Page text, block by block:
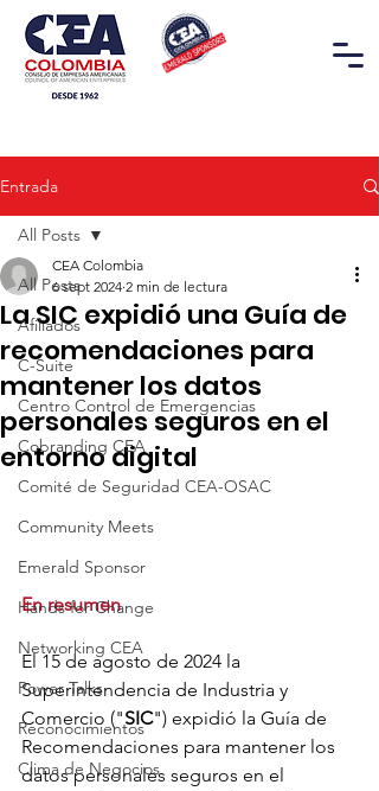
Entrada
All Posts
Afiliados
C-Suite
Centro Control de Emergencias
Cobranding CEA
Comité de Seguridad CEA-OSAC
Community Meets
Emerald Sponsor
Hands for Change
Networking CEA
Power Talks
Reconocimientos
Clima de Negocios
All Posts
La SIC expidió una Guía de
recomendaciones para
mantener los datos
personales seguros en el
entorno digital
CEA Colombia
6 sept 2024 2 min de lectura
En resumen
El 15 de agosto de 2024 la
Superintendencia de Industria y
Comercio ("SIC") expidió la Guía de
Recomendaciones para mantener los
datos personales seguros en el